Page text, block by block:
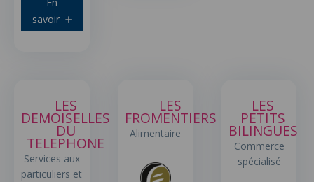
savoir
LES
DEMOISELLES
DU
TELEPHONE
Services aux
particuliers et
LES
FROMENTIERS
Alimentaire
LES
PETITS
BILINGUES
Commerce
spécialisé